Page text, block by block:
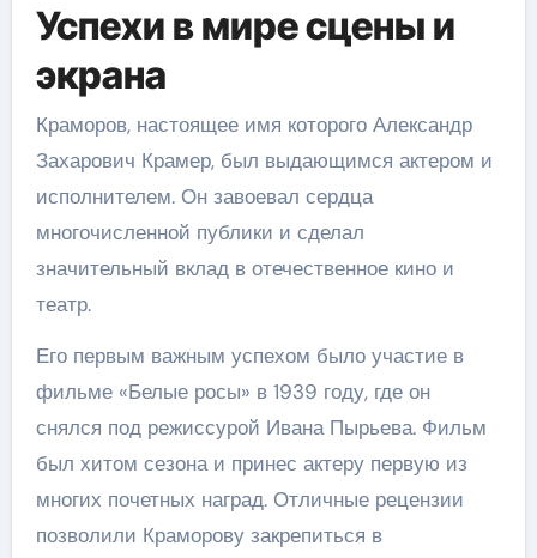
Успехи в мире сцены и
экрана
Краморов, настоящее имя которого Александр
Захарович Крамер, был выдающимся актером и
исполнителем. Он завоевал сердца
многочисленной публики и сделал
значительный вклад в отечественное кино и
театр.
Его первым важным успехом было участие в
фильме «Белые росы» в 1939 году, где он
снялся под режиссурой Ивана Пырьева. Фильм
был хитом сезона и принес актеру первую из
многих почетных наград. Отличные рецензии
позволили Краморову закрепиться в